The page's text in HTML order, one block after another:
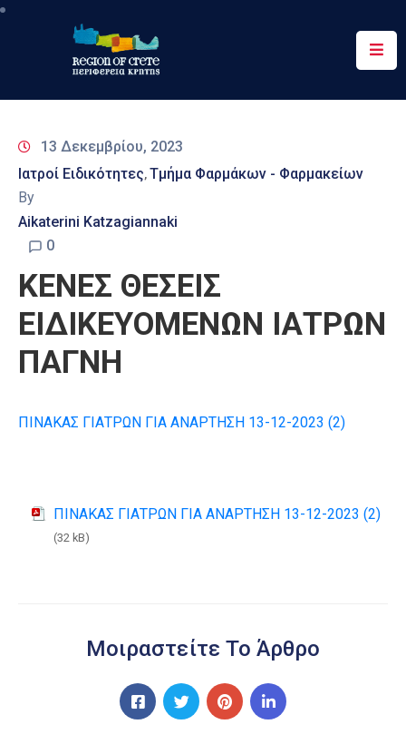
Περιφέρεια
&
Δράσεις
Ψηφιακές
Επικοινωνία
13 Δεκεμβρίου, 2023
Ιατροί Ειδικότητες‚Τμήμα Φαρμάκων - Φαρμακείων
By
Aikaterini Katzagiannaki
0
ΚΕΝΕΣ ΘΕΣΕΙΣ
ΕΙΔΙΚΕΥΟΜΕΝΩΝ ΙΑΤΡΩΝ
ΠΑΓΝΗ
ΠΙΝΑΚΑΣ ΓΙΑΤΡΩΝ ΓΙΑ ΑΝΑΡΤΗΣΗ 13-12-2023 (2)
ΠΙΝΑΚΑΣ ΓΙΑΤΡΩΝ ΓΙΑ ΑΝΑΡΤΗΣΗ 13-12-2023 (2)
(32 kB)
Μοιραστείτε Το Άρθρο